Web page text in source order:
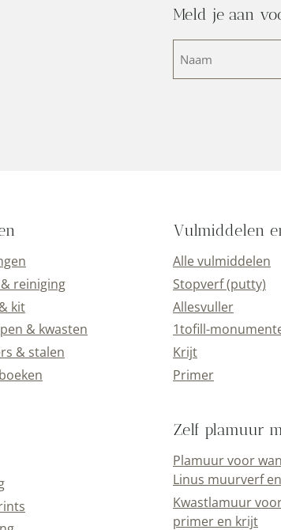
Meld je aan
Naam
(Vereist)
& kwasten
stalen
Vulmiddelen
Alle vulmiddelen
Stopverf (putty)
Allesvuller
1tofill-monumenten
Krijt
Primer
Zelf plamuur
Plamuur voor
muurverf en
Kwastlamuur voor
krijt